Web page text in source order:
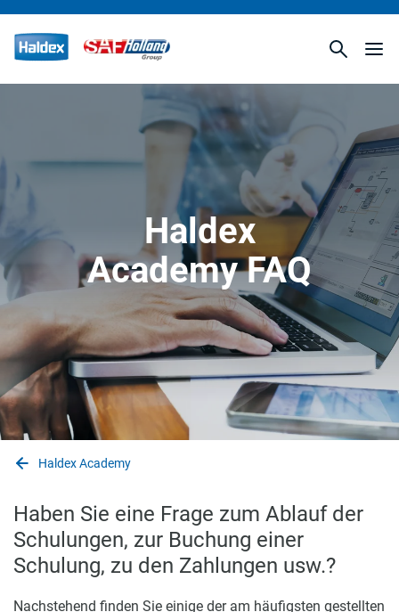
Haldex
Academy FAQ
Haldex Academy
Haben Sie eine Frage zum Ablauf der
Schulungen, zur Buchung einer
Schulung, zu den Zahlungen usw.?
Nachstehend finden Sie einige der am häufigsten gestellten